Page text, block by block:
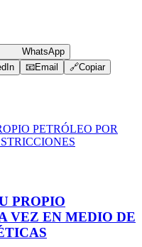
WhatsApp
📧Email 🔗Copiar
PROPIO
VEZ EN MEDIO DE